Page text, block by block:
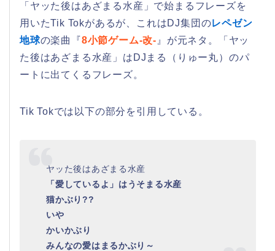
「ヤッた後はあざまる水産」で始まるフレーズを
用いたTik Tokがあるが、これはDJ集団のレペゼン
地球の楽曲『8小節ゲーム-改- 』が元ネタ。「ヤッ
た後はあざまる水産」はDJまる（りゅー丸）のパ
ートに出てくるフレーズ。
Tik Tokでは以下の部分を引用している。
ヤッた後はあざまる水産
「愛しているよ」はうそまる水産
猫かぶり??
いや
かいかぶり
みんなの愛はまるかぶり～